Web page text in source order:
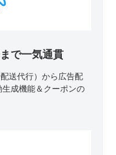
で一気通貫
送代行）から広告配
成機能＆クーポンの